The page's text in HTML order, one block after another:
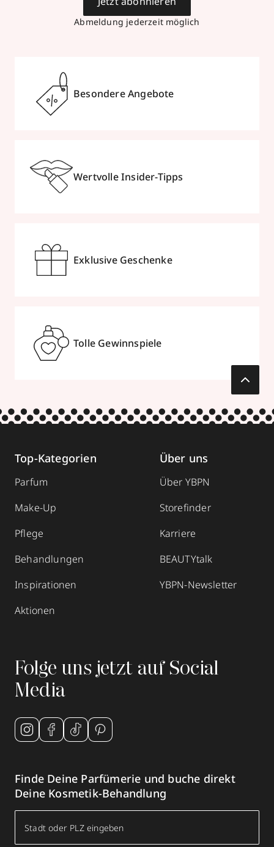
Abmeldung jederzeit möglich
Besondere Angebote
Wertvolle Insider-Tipps
Exklusive Geschenke
Tolle Gewinnspiele
Top-Kategorien
Parfum
Make-Up
Pflege
Behandlungen
Inspirationen
Aktionen
Über uns
Über YBPN
Storefinder
Karriere
BEAUTYtalk
YBPN-Newsletter
Folge uns jetzt auf Social
Media
Finde Deine Parfümerie und buche direkt
Deine Kosmetik-Behandlung